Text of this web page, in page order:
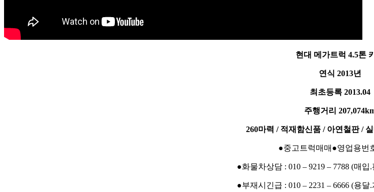
현대 메가트럭 4.5톤
연식 2013년
최초등록 2013.04
주행거리
260마력 / 적재함신품 / 아연철판 /
●중고트럭매매●영업용번
●화물차상담 : 010 – 9219 – 7788 (매
●부재시긴급 : 010 – 2231 – 6666 (용